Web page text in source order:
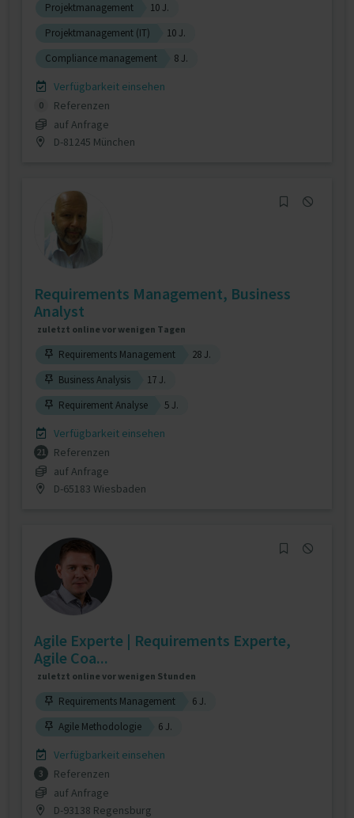
Projektmanagement
10 J.
Projektmanagement (IT)
10 J.
Compliance management
8 J.
Verfügbarkeit einsehen
0
Referenzen
auf Anfrage
D-81245 München
Requirements Management, Business
Analyst
zuletzt online vor wenigen Tagen
Requirements Management
28 J.
Business Analysis
17 J.
Requirement Analyse
5 J.
Verfügbarkeit einsehen
21
Referenzen
auf Anfrage
D-65183 Wiesbaden
Agile Experte | Requirements Experte,
Agile Coa...
zuletzt online vor wenigen Stunden
Requirements Management
6 J.
Agile Methodologie
6 J.
Verfügbarkeit einsehen
3
Referenzen
auf Anfrage
D-93138 Regensburg